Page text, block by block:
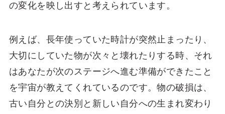
の変化を映し出すと考えられています。
例えば、長年使っていた時計が突然止まったり、
大切にしていた物が次々と壊れたりする時、それ
はあなたが次のステージへ進む準備ができたこと
を宇宙が教えてくれているのです。物の破損は、
古い自分との決別と新しい自分への生まれ変わり